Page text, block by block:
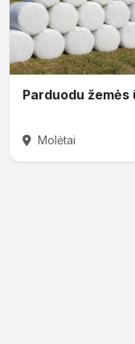
Molėtai